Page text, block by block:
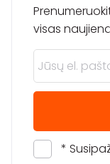
visas
*